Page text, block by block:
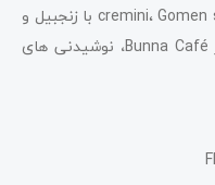
Tibs با قارچ cremini، Gomen steamed collard greens با زنجبیل و
، نوشیدنی های